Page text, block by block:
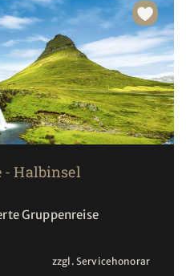
- Halbinsel
Gruppenreise
zzgl. Servicehonorar